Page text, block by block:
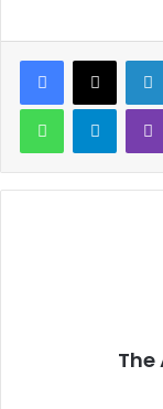
Facebook
X
WhatsApp
The